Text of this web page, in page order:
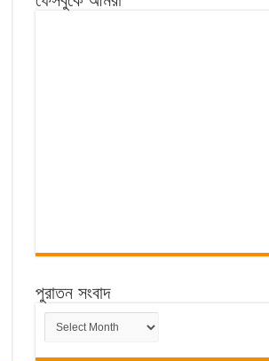
পুরাতন সংবাদ
পুরাতন
সংবাদ